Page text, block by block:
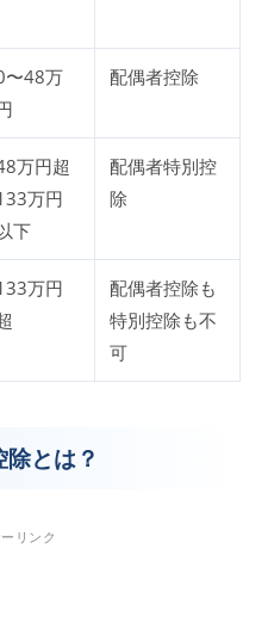
〜48万
配偶者控除
万円超
万円
下
配偶者特別控
除
万円
配偶者控除も
特別控除も不
可
とは？